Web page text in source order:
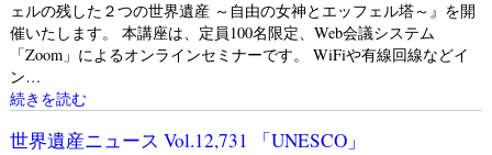
ェルの残した２つの世界遺産 ～自由の女神とエッフェル塔～』を開
催いたします。 本講座は、定員100名限定、Web会議システム
「Zoom」によるオンラインセミナーです。 WiFiや有線回線などイ
ン…
続きを読む
世界遺産ニュース Vol.12,731 「UNESCO」